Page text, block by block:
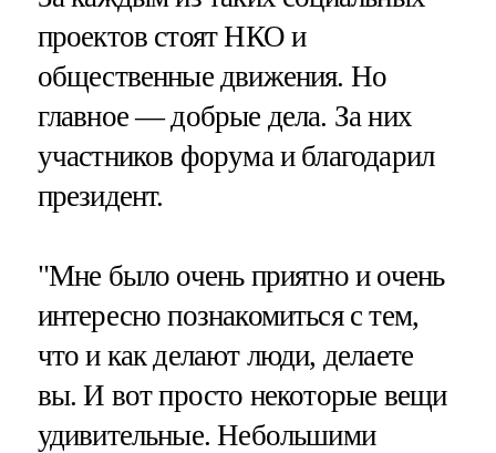
проектов стоят НКО и
общественные движения. Но
главное — добрые дела. За них
участников форума и благодарил
президент.
"Мне было очень приятно и очень
интересно познакомиться с тем,
что и как делают люди, делаете
вы. И вот просто некоторые вещи
удивительные. Небольшими